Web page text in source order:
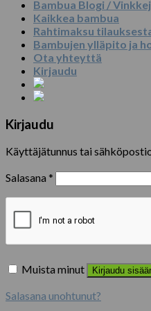
Bambua Blogi /
Kaikkea bambua
Rahtimaksu
Bambujen ylläpito ja
Ota yhteyttä
Kirjaudu
Kirjaudu
Käyttäjätunnus tai
Salasana *
Muista minut Kirjaudu
Salasana unohtunut?